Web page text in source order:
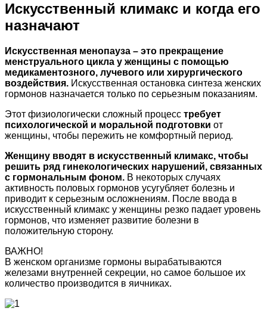
Искусственный климакс и когда его
назначают
Искусственная менопауза – это прекращение
менструального цикла у женщины с помощью
медикаментозного, лучевого или хирургического
воздействия. Искусственная остановка синтеза женских
гормонов назначается только по серьезным показаниям.
Этот физиологически сложный процесс требует
психологической и моральной подготовки от
женщины, чтобы пережить не комфортный период.
Женщину вводят в искусственный климакс, чтобы
решить ряд гинекологических нарушений, связанных
с гормональным фоном. В некоторых случаях
активность половых гормонов усугубляет болезнь и
приводит к серьезным осложнениям. После ввода в
искусственный климакс у женщины резко падает уровень
гормонов, что изменяет развитие болезни в
положительную сторону.
ВАЖНО!
В женском организме гормоны вырабатываются
железами внутренней секреции, но самое большое их
количество производится в яичниках.